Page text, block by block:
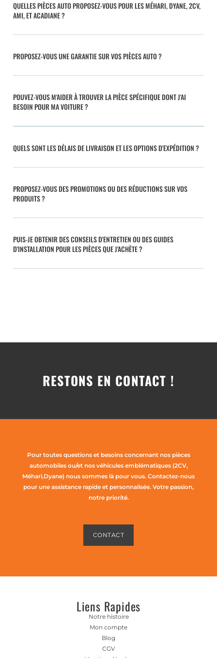
QUELLES PIÈCES AUTO PROPOSEZ-VOUS POUR LES MÉHARI, DYANE, 2CV,
AMI, ET ACADIANE ?
PROPOSEZ-VOUS UNE GARANTIE SUR VOS PIÈCES AUTO ?
POUVEZ-VOUS M'AIDER À TROUVER LA PIÈCE SPÉCIFIQUE DONT J'AI
BESOIN POUR MA VOITURE ?
QUELS SONT LES DÉLAIS DE LIVRAISON ET LES OPTIONS D'EXPÉDITION ?
PROPOSEZ-VOUS DES PROMOTIONS OU DES RÉDUCTIONS SUR VOS
PRODUITS ?
PUIS-JE OBTENIR DES CONSEILS D'ENTRETIEN OU DES GUIDES
D'INSTALLATION POUR LES PIÈCES QUE J'ACHÈTE ?
RESTONS EN CONTACT !
Pour toutes questions et besoins concernant nos pièces
automobiles ou/et nos véhicules emblématiques (2CV,
Méhari,Dyane) nous sommes là pour vous. Contactez-nous
pour une assistance rapide et personnalisée. Votre passion,
notre priorité.
CONTACT
Liens Rapides
Notre histoire
Mon compte
Blog
CGV